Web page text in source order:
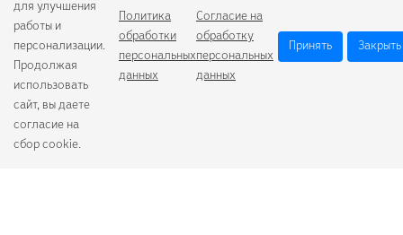
для улучшения
работы и
персонализации.
Продолжая
использовать
сайт, вы даете
согласие на
сбор cookie.
Политика
обработки
персональных
данных
Согласие на
обработку
персональных
данных
Принять Закрыть